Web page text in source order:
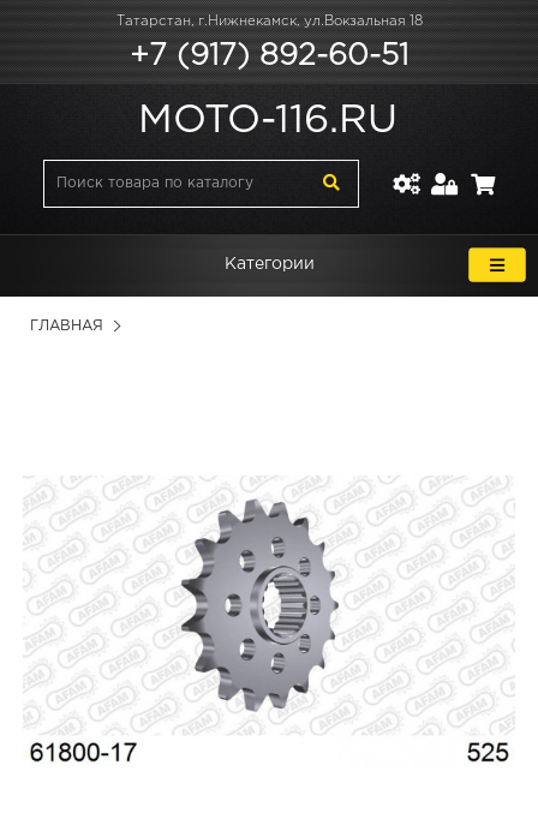
Татарстан, г.Нижнекамск, ул.Вокзальная 18
+7 (917) 892-60-51
MOTO-116.RU
Категории
ГЛАВНАЯ